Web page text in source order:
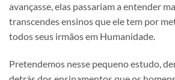
avançasse, elas passariam a entender
transcendes ensinos que ele tem por
todos seus irmãos em Humanidade.
Pretendemos nesse pequeno estudo,